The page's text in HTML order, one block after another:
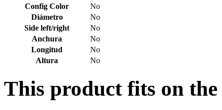
Config Color
No
Diámetro
No
Side left/right
No
Anchura
No
Longitud
No
Altura
No
This product fits on